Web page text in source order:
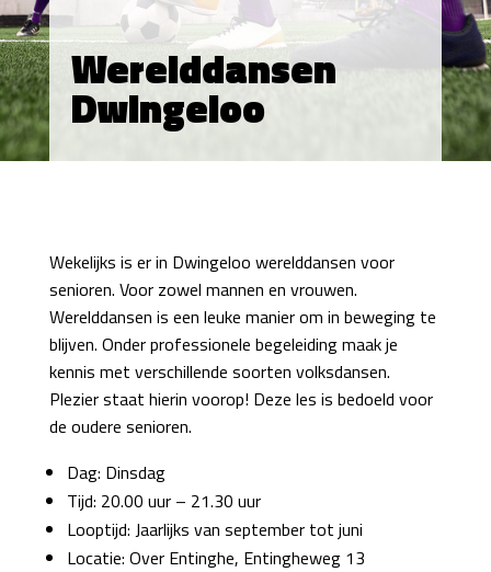
Werelddansen
Dwingeloo
Wekelijks is er in Dwingeloo werelddansen voor
senioren. Voor zowel mannen en vrouwen.
Werelddansen is een leuke manier om in beweging te
blijven. Onder professionele begeleiding maak je
kennis met verschillende soorten volksdansen.
Plezier staat hierin voorop! Deze les is bedoeld voor
de oudere senioren.
Dag: Dinsdag
Tijd: 20.00 uur – 21.30 uur
Looptijd: Jaarlijks van september tot juni
Locatie: Over Entinghe, Entingheweg 13